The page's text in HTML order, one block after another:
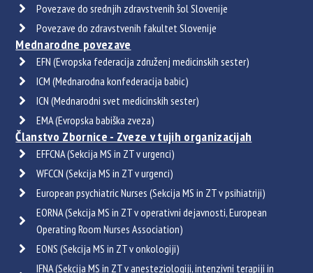
Povezave do srednjih zdravstvenih šol Slovenije
Povezave do zdravstvenih fakultet Slovenije
Mednarodne povezave
EFN (Evropska federacija združenj medicinskih sester)
ICM (Mednarodna konfederacija babic)
ICN (Mednarodni svet medicinskih sester)
EMA (Evropska babiška zveza)
Članstvo Zbornice - Zveze v tujih organizacijah
EFFCNA (Sekcija MS in ZT v urgenci)
WFCCN (Sekcija MS in ZT v urgenci)
European psychiatric Nurses (Sekcija MS in ZT v psihiatriji)
EORNA (Sekcija MS in ZT v operativni dejavnosti, European
Operating Room Nurses Association)
EONS (Sekcija MS in ZT v onkologiji)
IFNA (Sekcija MS in ZT v anesteziologiji, intenzivni terapiji in